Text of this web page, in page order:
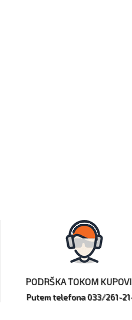
PODRŠKA TOKOM
Putem telefona 033/261-